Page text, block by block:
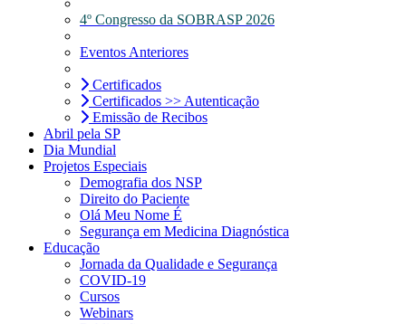
4º Congresso da SOBRASP 2026
Eventos Anteriores
Certificados
Certificados >> Autenticação
Emissão de Recibos
Abril pela SP
Dia Mundial
Projetos Especiais
Demografia dos NSP
Direito do Paciente
Olá Meu Nome É
Segurança em Medicina Diagnóstica
Educação
Jornada da Qualidade e Segurança
COVID-19
Cursos
Webinars